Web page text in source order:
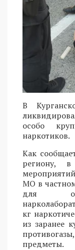
В
особо
наркотиков.
Как
региону, в
МО в
для
кг
из заранее
предметы.